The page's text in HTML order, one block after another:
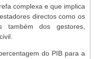
complexa e que implica
directos como os
também dos gestores,
do PIB para a